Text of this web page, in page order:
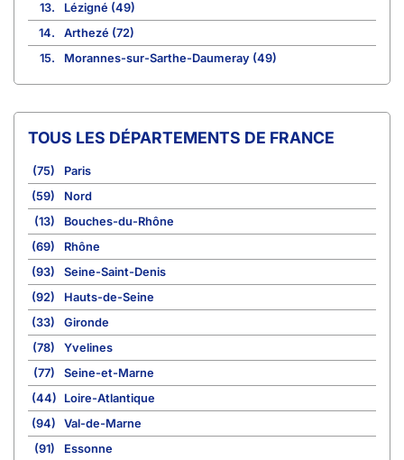
13.
Lézigné (49)
14.
Arthezé (72)
15.
Morannes-sur-Sarthe-Daumeray (49)
TOUS LES DÉPARTEMENTS DE FRANCE
(75)
Paris
(59)
Nord
(13)
Bouches-du-Rhône
(69)
Rhône
(93)
Seine-Saint-Denis
(92)
Hauts-de-Seine
(33)
Gironde
(78)
Yvelines
(77)
Seine-et-Marne
(44)
Loire-Atlantique
(94)
Val-de-Marne
(91)
Essonne